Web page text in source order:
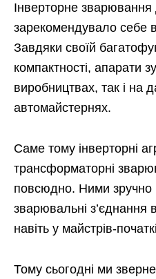
Інверторне
зарекомендувало себе
Завдяки своїй
компактності, апарати
виробництвах, так і на
автомайстернях.
Саме тому інверторні
трансформаторні
повсюдно. Ними зручно
зварювальні з’єднання
навіть у майстрів-
Тому сьогодні ми